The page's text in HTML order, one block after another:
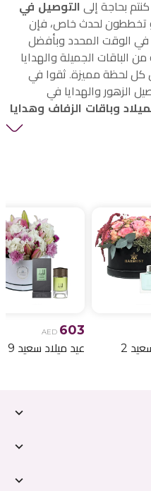
بحاجة إلى التوصيل في
تخططون لحدث خاص، فإن
في الوقت المحدد وبأفضل
الباقات الجميلة والهدايا
كل لحظة مميزة. ثقوا في
الزهور والهدايا في
وباقات الزفاف وهدايا
2
AED 603
عيد ميلاد سعيد 9